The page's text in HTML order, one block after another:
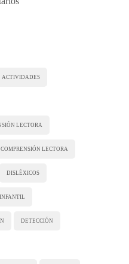
ACTIVIDADES
LECTORA
LECTORA
DISLÉXICOS
DETECCIÓN